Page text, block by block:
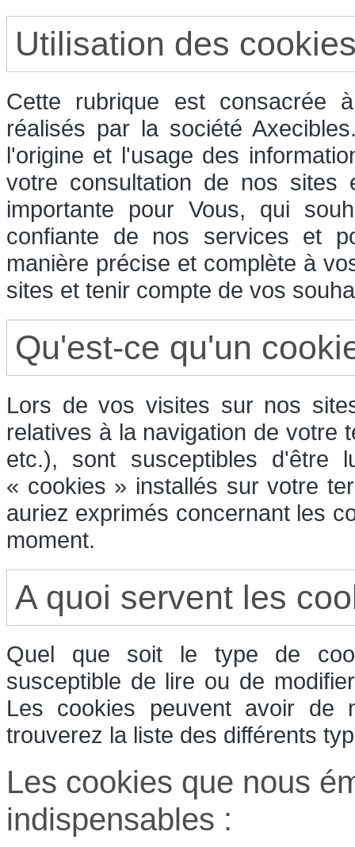
Utilisation des
Cette rubrique est consacrée
réalisés par la société
l'origine et l'usage des
votre consultation de nos
importante pour Vous, qui
confiante de nos services et
manière précise et complète à
sites et tenir compte de vos
Qu'est-ce qu'un
Lors de vos visites sur nos
relatives à la navigation de votre
etc.), sont susceptibles d'être
« cookies » installés sur votre
auriez exprimés concernant les
moment.
A quoi servent les
Quel que soit le type de
susceptible de lire ou de
Les cookies peuvent avoir de
trouverez la liste des différents
Les cookies que nous
indispensables :